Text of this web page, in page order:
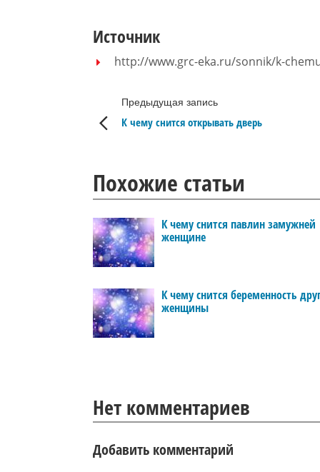
Источник
http://www.grc-eka.ru/sonnik/k-
Предыдущая запись
К чему снится открывать дверь
Похожие статьи
К чему снится павлин замужней
женщине
К чему снится беременность
женщины
Нет комментариев
Добавить комментарий